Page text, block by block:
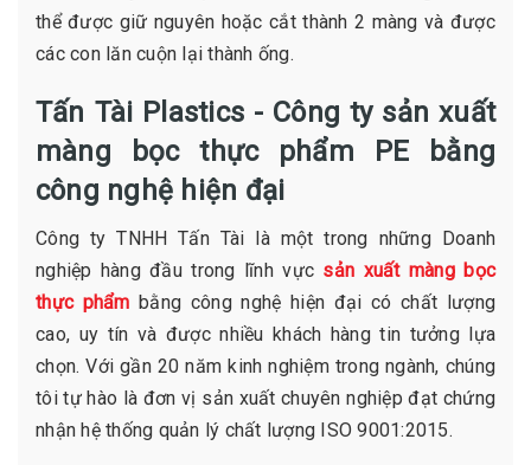
thể được giữ nguyên hoặc cắt thành 2 màng và được
các con lăn cuộn lại thành ống.
Tấn Tài Plastics - Công ty sản xuất
màng bọc thực phẩm PE bằng
công nghệ hiện đại
Công ty TNHH Tấn Tài là một trong những Doanh
nghiệp hàng đầu trong lĩnh vực sản xuất màng bọc
thực phẩm bằng công nghệ hiện đại có chất lượng
cao, uy tín và được nhiều khách hàng tin tưởng lựa
chọn. Với gần 20 năm kinh nghiệm trong ngành, chúng
tôi tự hào là đơn vị sản xuất chuyên nghiệp đạt chứng
nhận hệ thống quản lý chất lượng ISO 9001:2015.